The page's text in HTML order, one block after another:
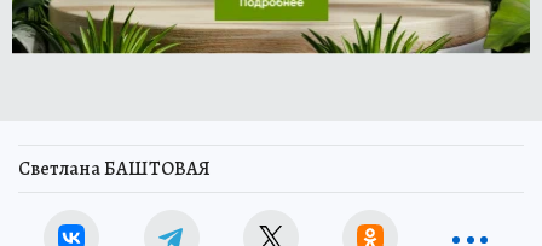
Светлана БАШТОВАЯ